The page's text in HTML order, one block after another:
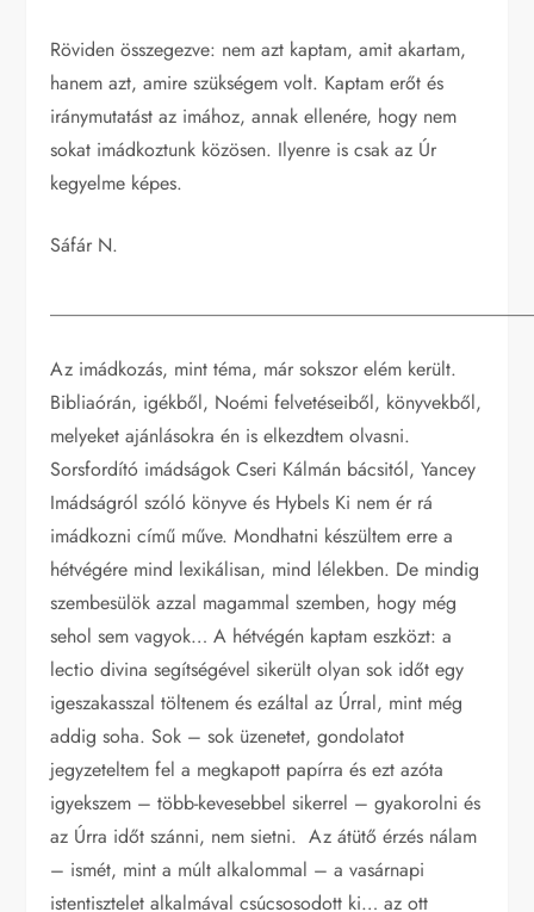
Röviden összegezve: nem azt kaptam, amit akartam,
hanem azt, amire szükségem volt. Kaptam erőt és
iránymutatást az imához, annak ellenére, hogy nem
sokat imádkoztunk közösen. Ilyenre is csak az Úr
kegyelme képes.
Sáfár N.
Az imádkozás, mint téma, már sokszor elém került.
Bibliaórán, igékből, Noémi felvetéseiből, könyvekből,
melyeket ajánlásokra én is elkezdtem olvasni.
Sorsfordító imádságok Cseri Kálmán bácsitól, Yancey
Imádságról szóló könyve és Hybels Ki nem ér rá
imádkozni című műve. Mondhatni készültem erre a
hétvégére mind lexikálisan, mind lélekben. De mindig
szembesülök azzal magammal szemben, hogy még
sehol sem vagyok… A hétvégén kaptam eszközt: a
lectio divina segítségével sikerült olyan sok időt egy
igeszakasszal töltenem és ezáltal az Úrral, mint még
addig soha. Sok – sok üzenetet, gondolatot
jegyzeteltem fel a megkapott papírra és ezt azóta
igyekszem – több-kevesebbel sikerrel – gyakorolni és
az Úrra időt szánni, nem sietni. Az átütő érzés nálam
– ismét, mint a múlt alkalommal – a vasárnapi
istentisztelet alkalmával csúcsosodott ki… az ott